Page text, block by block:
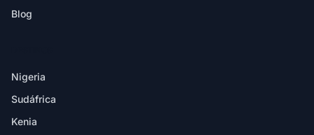
Blog
Nigeria
Sudáfrica
Kenia